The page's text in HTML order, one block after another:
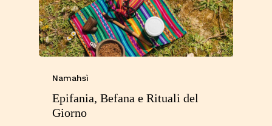
Namahsì
Epifania, Befana e Rituali del
Giorno